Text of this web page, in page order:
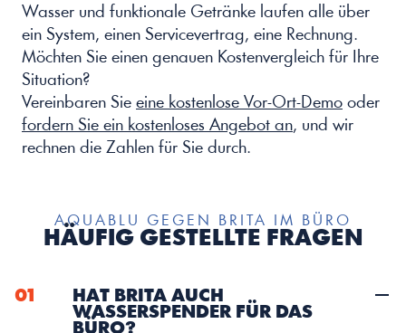
Wasser und funktionale Getränke laufen alle über
ein System, einen Servicevertrag, eine Rechnung.
Möchten Sie einen genauen Kostenvergleich für Ihre
Situation?
Vereinbaren Sie eine kostenlose Vor-Ort-Demo
fordern Sie ein kostenloses Angebot an, und wir
rechnen die Zahlen für Sie durch.
AQUABLU GEGEN BRITA IM BÜRO
HÄUFIG GESTELLTE FRAGEN
01
HAT BRITA AUCH
WASSERSPENDER FÜR DAS
BÜRO?